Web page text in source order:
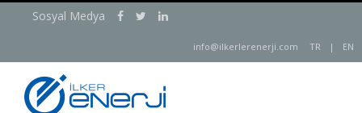
Sosyal Medya
info@ilkerlerenerji.com TR | EN